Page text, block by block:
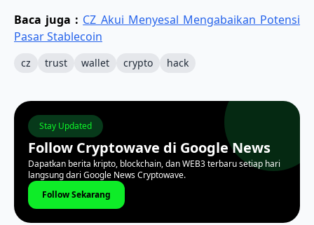
Baca juga : CZ Akui Menyesal Mengabaikan Potensi
Pasar Stablecoin
cz trust wallet crypto hack
Stay Updated
Follow Cryptowave di Google News
Dapatkan berita kripto, blockchain, dan WEB3 terbaru setiap hari
langsung dari Google News Cryptowave.
Follow Sekarang